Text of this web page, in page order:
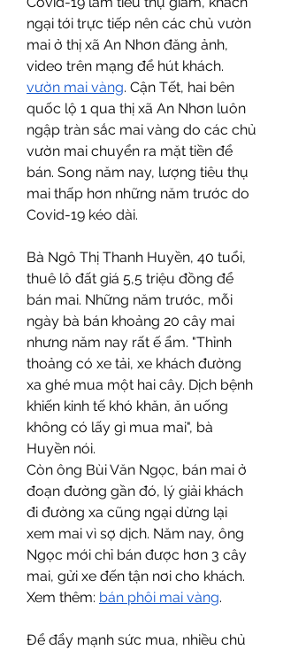
ngại tới trực tiếp nên các chủ vườn
mai ở thị xã An Nhơn đăng ảnh,
vườn mai vàng. Cận Tết, hai bên
quốc lộ 1 qua thị xã An Nhơn luôn
ngập tràn sắc mai vàng do các chủ
vườn mai chuyển ra mặt tiền để
bán. Song năm nay, lượng tiêu thụ
mai thấp hơn những năm trước do
Covid-19 kéo dài.
Bà Ngô Thị Thanh Huyền, 40 tuổi,
thuê lô đất giá 5,5 triệu đồng để
bán mai. Những năm trước, mỗi
ngày bà bán khoảng 20 cây mai
nhưng năm nay rất ế ẩm. "Thỉnh
thoảng có xe tải, xe khách đường
xa ghé mua một hai cây. Dịch bệnh
khiến kinh tế khó khăn, ăn uống
không có lấy gì mua mai", bà
Huyền nói.
Còn ông Bùi Văn Ngọc, bán mai ở
đoạn đường gần đó, lý giải khách
đi đường xa cũng ngại dừng lại
xem mai vì sợ dịch. Năm nay, ông
Ngọc mới chỉ bán được hơn 3 cây
mai, gửi xe đến tận nơi cho khách.
Xem thêm: bán phôi mai vàng.
Để đẩy mạnh sức mua, nhiều chủ